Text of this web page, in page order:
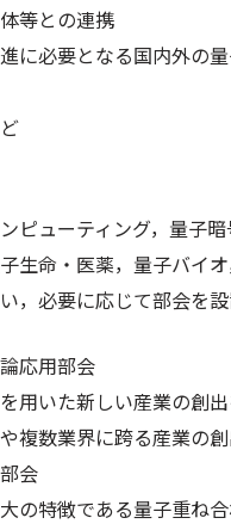
等との連携
に必要となる国内外の
ピューティング，量子
子生命・医薬，量子バイ
，必要に応じて部会を設
応用部会
用いた新しい産業の創
複数業界に跨る産業の創
会
の特徴である量子重ね